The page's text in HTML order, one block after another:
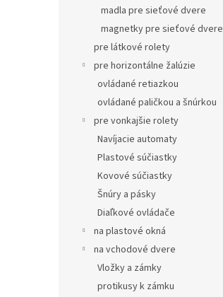
madla pre sieťové dvere
magnetky pre sieťové dvere
pre látkové rolety
pre horizontálne žalúzie
ovládané retiazkou
ovládané paličkou a šnúrkou
pre vonkajšie rolety
Navíjacie automaty
Plastové súčiastky
Kovové súčiastky
Šnúry a pásky
Diaľkové ovládače
na plastové okná
na vchodové dvere
Vložky a zámky
protikusy k zámku